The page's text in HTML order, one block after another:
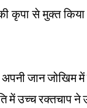
कृपा से मुक्त
जान जोखिम में
में उच्च रक्तचाप